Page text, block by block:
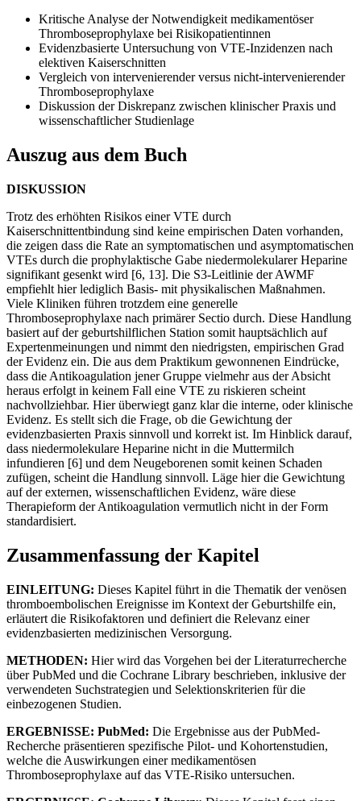
Kritische Analyse der Notwendigkeit medikamentöser
Thromboseprophylaxe bei Risikopatientinnen
Evidenzbasierte Untersuchung von VTE-Inzidenzen nach
elektiven Kaiserschnitten
Vergleich von intervenierender versus nicht-intervenierender
Thromboseprophylaxe
Diskussion der Diskrepanz zwischen klinischer Praxis und
wissenschaftlicher Studienlage
Auszug aus dem Buch
DISKUSSION
Trotz des erhöhten Risikos einer VTE durch
Kaiserschnittentbindung sind keine empirischen Daten vorhanden,
die zeigen dass die Rate an symptomatischen und asymptomatischen
VTEs durch die prophylaktische Gabe niedermolekularer Heparine
signifikant gesenkt wird [6, 13]. Die S3-Leitlinie der AWMF
empfiehlt hier lediglich Basis- mit physikalischen Maßnahmen.
Viele Kliniken führen trotzdem eine generelle
Thromboseprophylaxe nach primärer Sectio durch. Diese Handlung
basiert auf der geburtshilflichen Station somit hauptsächlich auf
Expertenmeinungen und nimmt den niedrigsten, empirischen Grad
der Evidenz ein. Die aus dem Praktikum gewonnenen Eindrücke,
dass die Antikoagulation jener Gruppe vielmehr aus der Absicht
heraus erfolgt in keinem Fall eine VTE zu riskieren scheint
nachvollziehbar. Hier überwiegt ganz klar die interne, oder klinische
Evidenz. Es stellt sich die Frage, ob die Gewichtung der
evidenzbasierten Praxis sinnvoll und korrekt ist. Im Hinblick darauf,
dass niedermolekulare Heparine nicht in die Muttermilch
infundieren [6] und dem Neugeborenen somit keinen Schaden
zufügen, scheint die Handlung sinnvoll. Läge hier die Gewichtung
auf der externen, wissenschaftlichen Evidenz, wäre diese
Therapieform der Antikoagulation vermutlich nicht in der Form
standardisiert.
Zusammenfassung der Kapitel
EINLEITUNG: Dieses Kapitel führt in die Thematik der venösen
thromboembolischen Ereignisse im Kontext der Geburtshilfe ein,
erläutert die Risikofaktoren und definiert die Relevanz einer
evidenzbasierten medizinischen Versorgung.
METHODEN: Hier wird das Vorgehen bei der Literaturrecherche
über PubMed und die Cochrane Library beschrieben, inklusive der
verwendeten Suchstrategien und Selektionskriterien für die
einbezogenen Studien.
ERGEBNISSE: PubMed: Die Ergebnisse aus der PubMed-
Recherche präsentieren spezifische Pilot- und Kohortenstudien,
welche die Auswirkungen einer medikamentösen
Thromboseprophylaxe auf das VTE-Risiko untersuchen.